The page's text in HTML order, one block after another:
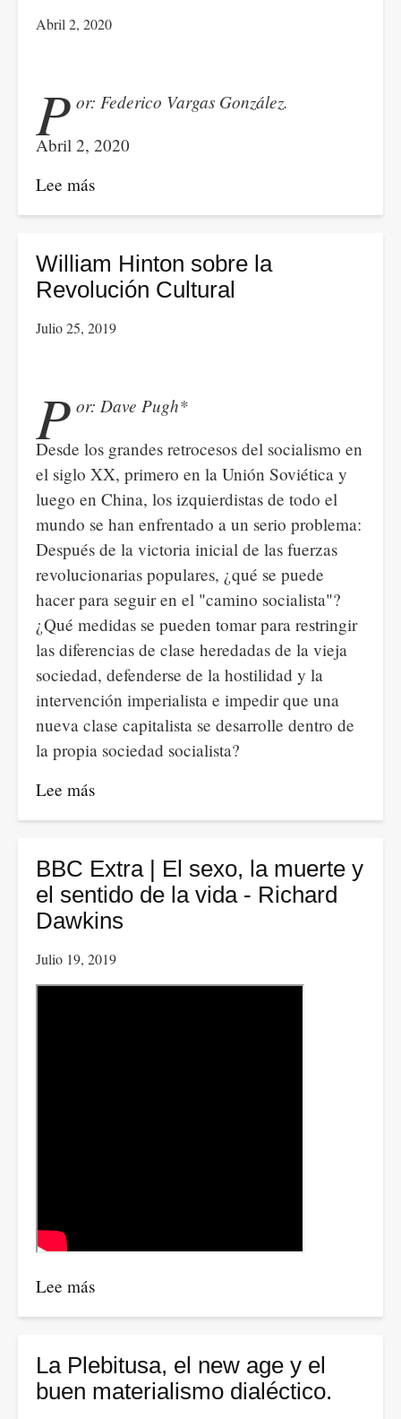
científica
el
dialéctico.
de
Lenin:
de
de
Lógica
de
Hegel.
Primera
entrega.
Abril 2, 2020
P or: Federico Vargas González.
Abril 2, 2020
Lee más
ESTOICISMO
TIEMPOS
DE
William Hinton sobre la
Revolución Cultural
Julio 25, 2019
P or: Dave Pugh*
Desde los grandes retrocesos del socialismo en
el siglo XX, primero en la Unión Soviética y
luego en China, los izquierdistas de todo el
mundo se han enfrentado a un serio problema:
Después de la victoria inicial de las fuerzas
revolucionarias populares, ¿qué se puede
hacer para seguir en el "camino socialista"?
¿Qué medidas se pueden tomar para restringir
las diferencias de clase heredadas de la vieja
sociedad, defenderse de la hostilidad y la
intervención imperialista e impedir que una
nueva clase capitalista se desarrolle dentro de
la propia sociedad socialista?
Lee más
William
sobre
la
Revolución
BBC Extra | El sexo, la muerte y
el sentido de la vida - Richard
Dawkins
Julio 19, 2019
Lee más
BBC
|
El
La Plebitusa, el new age y el
buen materialismo dialéctico.